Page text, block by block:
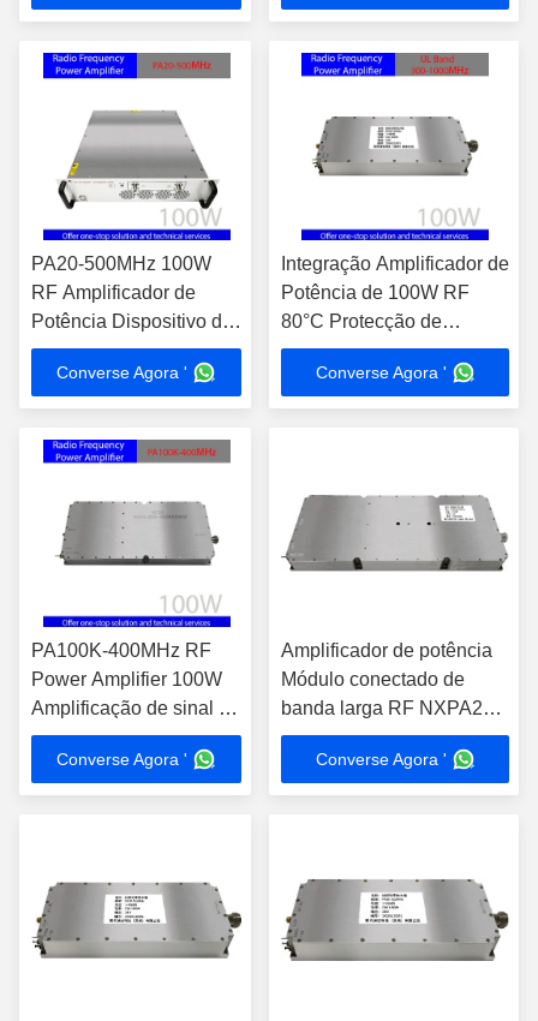
Anti-UAV de Alta
Potência com
Acessórios
PA20-500MHz 100W
RF Amplificador de
Potência Dispositivo de
Alta Integração para
Teste EMC e
Amplificação de Sinais
Converse Agora '
Integração Amplificador de
Potência de 100W RF
80°C Protecção de
temperatura para EMC
Amplificação de sinal de
teste na banda UV 20-
Converse Agora '
PA100K-400MHz RF
Power Amplifier 100W
Amplificação de sinal de
alta integração para uso
profissional
Converse Agora '
Amplificador de potência
Módulo conectado de
banda larga RF NXPA20-
1000MHz 200W
Converse Agora '